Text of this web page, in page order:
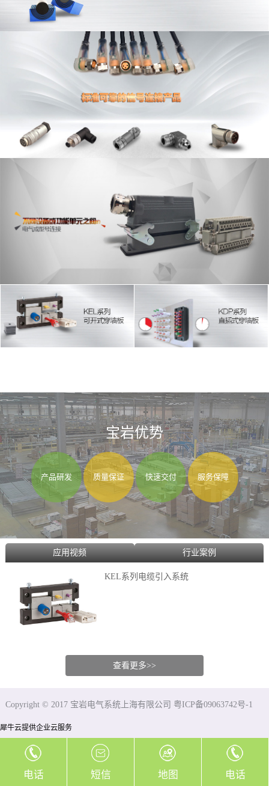
宝岩优势
产品研发 质量保证 快速交付 服务保障
应用视频 行业案例
KEL系列电缆引入系统
查看更多>>
Copyright © 2017 宝岩电气系统上海有限公司 粤ICP备09063742号-1
犀牛云提供企业云服务
电话 短信 地图 电话